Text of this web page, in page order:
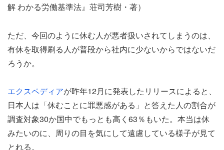
解 わかる労働基準法』荘司芳樹・著）
ただ、今回のように休む人が悪者扱いされてしまうのは、
有休を取得刷る人が普段から社内に少ないからではないだ
ろうか。
エクスペディアが昨年12月に発表したリリースによると、
日本人は「休むことに罪悪感がある」と答えた人の割合が
調査対象30か国中でもっとも高く63％もいた。本当は休
みたいのに、周りの目を気にして遠慮している様子が見て
とれる。